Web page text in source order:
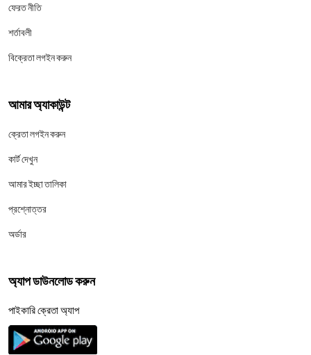
ফেরত নীতি
শর্তাবলী
বিক্রেতা লগইন করুন
আমার অ্যাকাউন্ট
ক্রেতা লগইন করুন
কার্ট দেখুন
আমার ইচ্ছা তালিকা
প্রশ্নোত্তর
অর্ডার
অ্যাপ ডাউনলোড করুন
পাইকারি ক্রেতা অ্যাপ